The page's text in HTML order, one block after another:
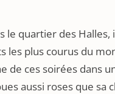
le quartier des
les plus courus du
de ces soirées dans
aussi roses que sa